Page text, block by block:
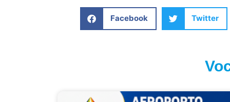
Facebook Twitter